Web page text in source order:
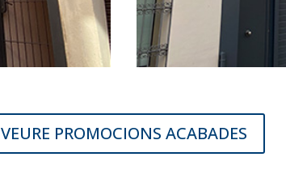
VEURE PROMOCIONS ACABADES